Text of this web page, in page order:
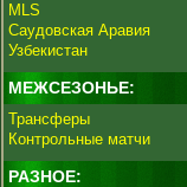
MLS
Саудовская Аравия
Узбекистан
МЕЖСЕЗОНЬЕ:
Трансферы
Контрольные матчи
РАЗНОЕ: